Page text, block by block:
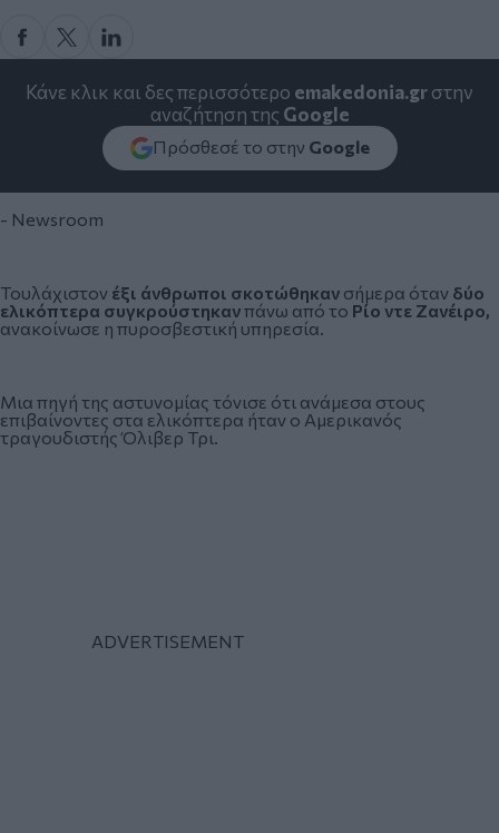
Κάνε κλικ και δες περισσότερο emakedonia.grστην
αναζήτηση της Google
Πρόσθεσέ το στην Google
- Newsroom
Τουλάχιστον έξι άνθρωποι σκοτώθηκαν σήμερα όταν δύο
ελικόπτερα συγκρούστηκανπάνω από το Ρίο ντε Ζανέιρο,
ανακοίνωσε η πυροσβεστική υπηρεσία.
Μια πηγή της αστυνομίας τόνισε ότι ανάμεσα στους
επιβαίνοντες στα ελικόπτερα ήταν ο Αμερικανός
τραγουδιστής Όλιβερ Τρι.